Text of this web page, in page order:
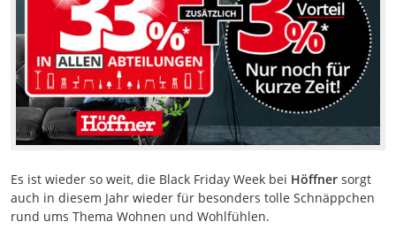
Es ist wieder so weit, die Black Friday Week bei Höffner sorgt
auch in diesem Jahr wieder für besonders tolle Schnäppchen
rund ums Thema Wohnen und Wohlfühlen.